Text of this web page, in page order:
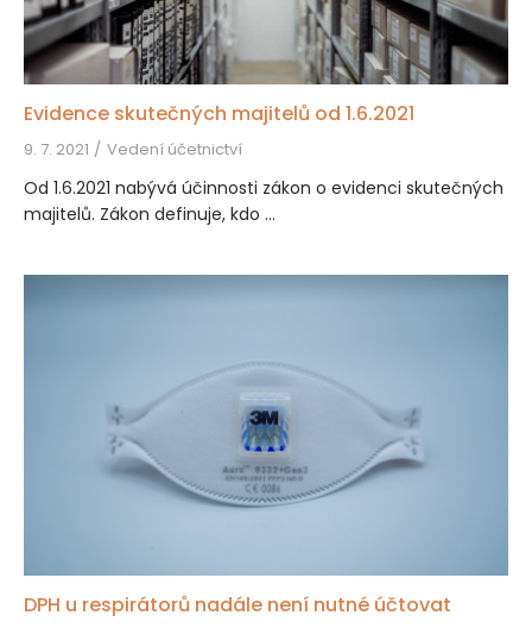
Evidence skutečných majitelů od 1.6.2021
9. 7. 2021 Vedení účetnictví
Od 1.6.2021 nabývá účinnosti zákon o evidenci skutečných
majitelů. Zákon definuje, kdo ...
DPH u respirátorů nadále není nutné účtovat